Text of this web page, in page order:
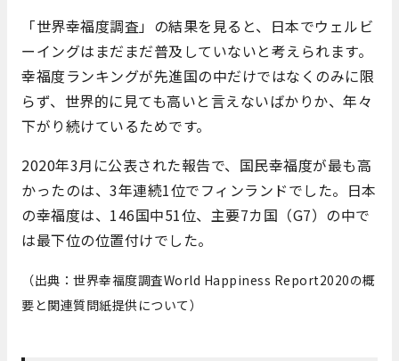
「世界幸福度調査」の結果を見ると、日本でウェルビ
ーイングはまだまだ普及していないと考えられます。
幸福度ランキングが先進国の中だけではなくのみに限
らず、世界的に見ても高いと言えないばかりか、年々
下がり続けているためです。
2020年3月に公表された報告で、国民幸福度が最も高
かったのは、3年連続1位でフィンランドでした。日本
の幸福度は、146国中51位、主要7カ国（G7）の中で
は最下位の位置付けでした。
（出典：世界幸福度調査World Happiness Report2020の概
要と関連質問紙提供について）